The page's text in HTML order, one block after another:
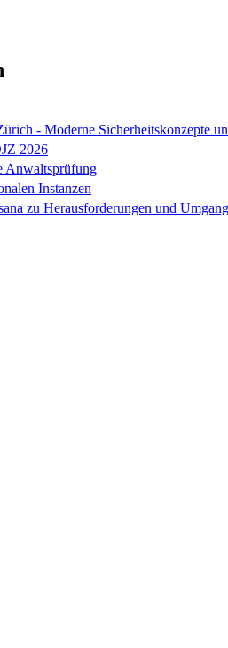
- Moderne Sicherheitskonzepte
2026
Anwaltsprüfung
Instanzen
zu Herausforderungen und